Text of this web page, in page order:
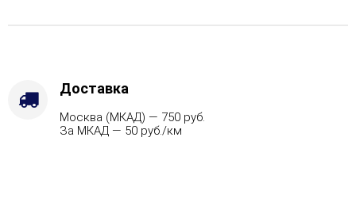
Варианты
Доставка
Москва (МКАД) — 750 руб.
За МКАД — 50 руб./км